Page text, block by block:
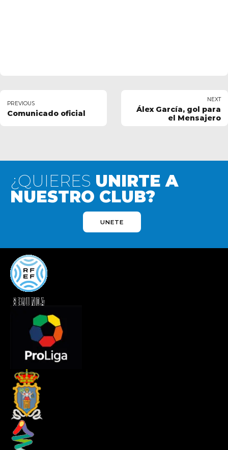
PREVIOUS
Comunicado oficial
NEXT
Álex García, gol para
el Mensajero
¿QUIERES UNIRTE A
NUESTRO CLUB?
UNETE